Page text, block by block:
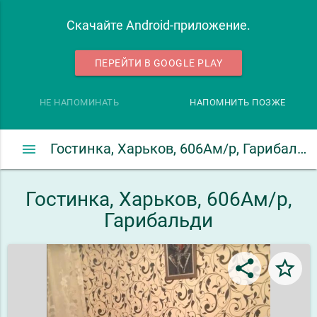
Скачайте Android-приложение.
ПЕРЕЙТИ В GOOGLE PLAY
НЕ НАПОМИНАТЬ НАПОМНИТЬ ПОЗЖЕ
Гостинка, Харьков, 606Ам/р, Гарибальди
menu
Гостинка, Харьков, 606Ам/р,
Гарибальди
share star_border